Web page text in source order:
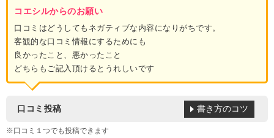
コエシルからのお願い
口コミはどうしてもネガティブな内容になりがちです。
客観的な口コミ情報にするためにも
良かったこと、悪かったこと
どちらもご記入頂けるとうれしいです
口コミ投稿
※口コミ１つでも投稿できます
書き方のコツ